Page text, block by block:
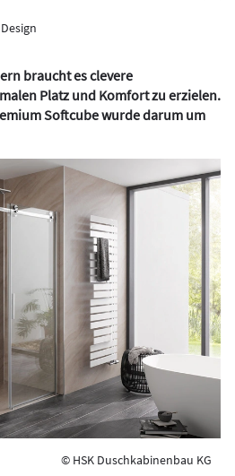
braucht es clevere
Platz und Komfort zu erzielen.
Softcube wurde darum um
© HSK Duschkabinenbau KG